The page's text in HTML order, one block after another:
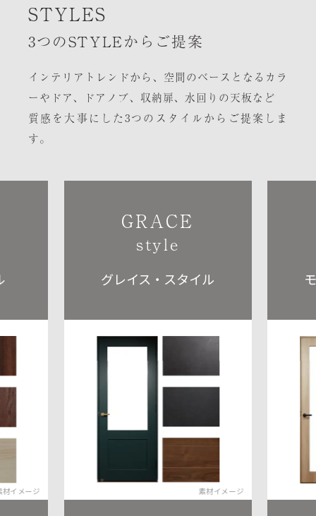
STYLES
3つのSTYLEからご提案
インテリアトレンドから、空間のベースとなるカラ
ーやドア、ドアノブ、収納扉、水回りの天板など
質感を大事にした3つのスタイルからご提案しま
す。
材イメージ
GRACE
style
グレイス・スタイル
素材イメージ